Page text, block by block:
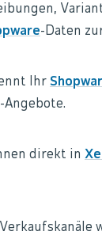
-Daten
Ihr
direkt in